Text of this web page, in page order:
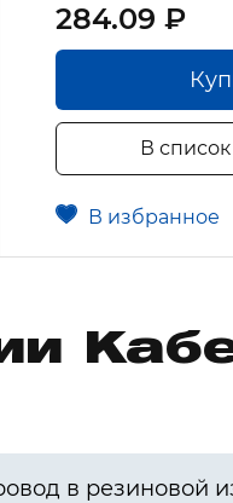
284.09 ₽
В
В избранное
в резиновой